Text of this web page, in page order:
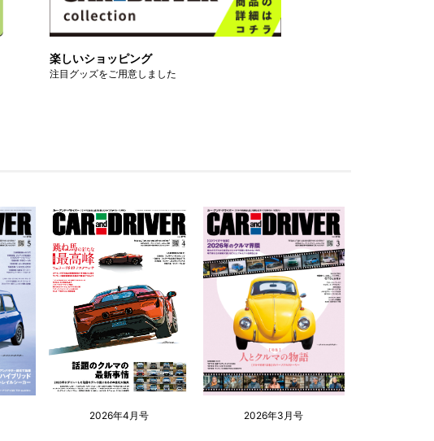
楽しいショッピング
注目グッズをご用意しました
2026年4月号 2026年3月号